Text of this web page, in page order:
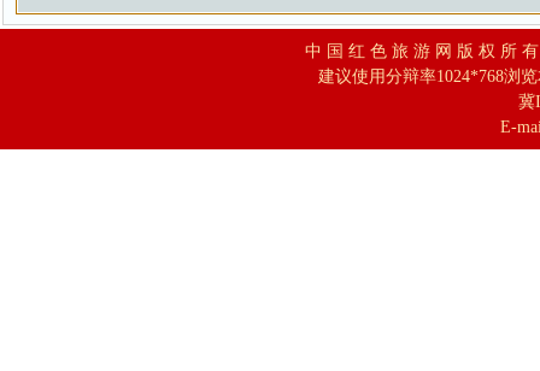
中 国 红 色 旅 游 网 版 权 所
建议使用分辩率1024*768浏
冀
E-